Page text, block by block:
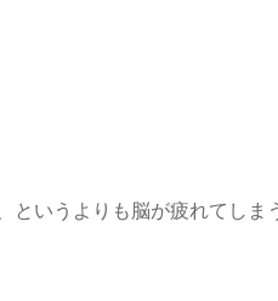
というよりも脳が疲れてしま